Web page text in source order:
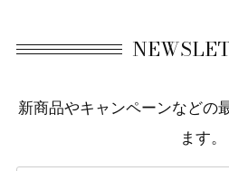
新商品やキャンペーンなどの
ます。